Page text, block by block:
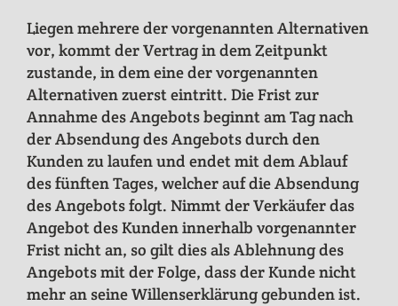
Liegen mehrere der vorgenannten Alternativen
vor, kommt der Vertrag in dem Zeitpunkt
zustande, in dem eine der vorgenannten
Alternativen zuerst eintritt. Die Frist zur
Annahme des Angebots beginnt am Tag nach
der Absendung des Angebots durch den
Kunden zu laufen und endet mit dem Ablauf
des fünften Tages, welcher auf die Absendung
des Angebots folgt. Nimmt der Verkäufer das
Angebot des Kunden innerhalb vorgenannter
Frist nicht an, so gilt dies als Ablehnung des
Angebots mit der Folge, dass der Kunde nicht
mehr an seine Willenserklärung gebunden ist.